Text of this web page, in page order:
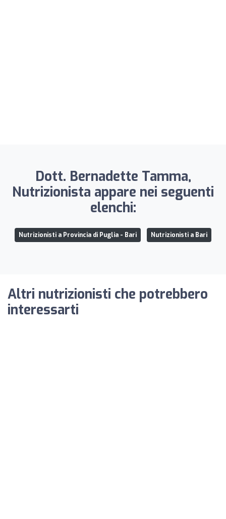
Dott. Bernadette Tamma,
Nutrizionista appare nei seguenti
elenchi:
Nutrizionisti a Provincia di Puglia - Bari Nutrizionisti a Bari
Altri nutrizionisti che potrebbero
interessarti